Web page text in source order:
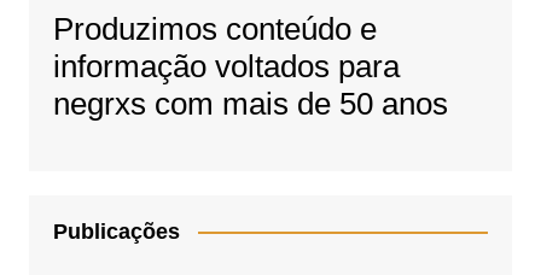
Produzimos conteúdo e
informação voltados para
negrxs com mais de 50 anos
Publicações